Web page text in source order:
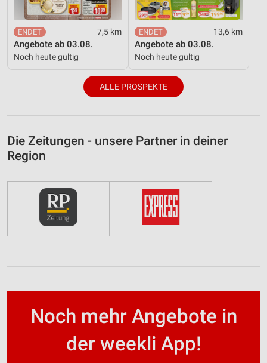
7,5 km
Angebote ab 03.08.
Noch heute gültig
13,6 km
Angebote ab 03.08.
Noch heute gültig
ALLE PROSPEKTE
Die Zeitungen - unsere Partner in deiner
Region
Noch mehr Angebote in
der weekli App!